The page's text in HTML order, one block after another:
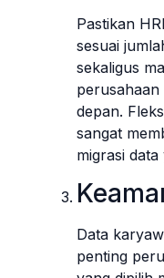
Pastikan
sesuai
sekaligus
perusahaan
depan.
sangat
migrasi
Data
penting